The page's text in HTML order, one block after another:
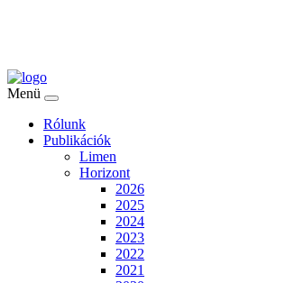
Menü
Rólunk
Publikációk
Limen
Horizont
2026
2025
2024
2023
2022
2021